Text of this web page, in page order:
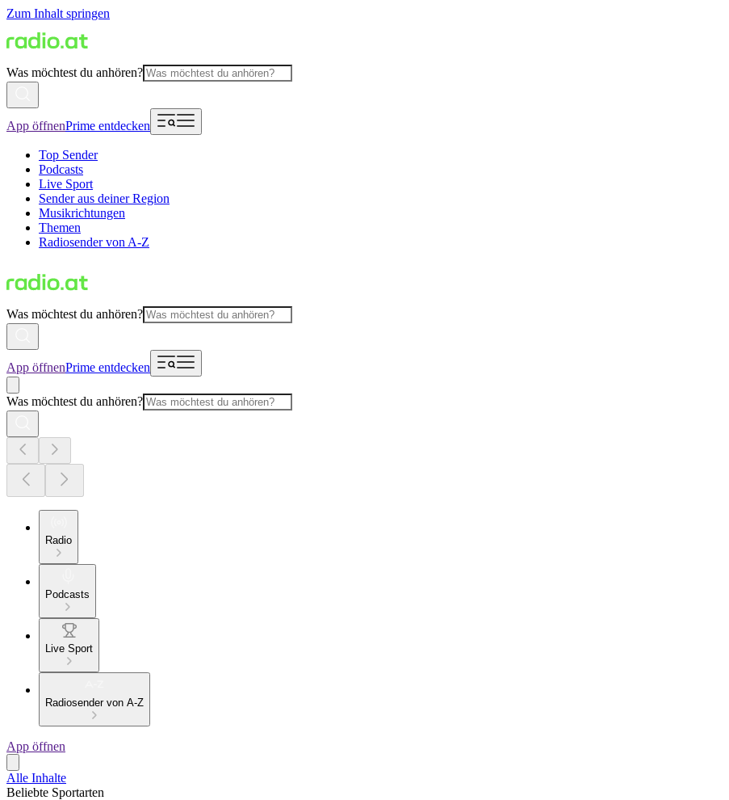
Zum Inhalt springen
Was möchtest du anhören?
App öffnenPrime entdecken
Top Sender
Podcasts
Live Sport
Sender aus deiner Region
Musikrichtungen
Themen
Radiosender von A-Z
Was möchtest du anhören?
App öffnenPrime entdecken
Was möchtest du anhören?
Radio
Podcasts
Live Sport
Radiosender von A-Z
App öffnen
Alle Inhalte
Beliebte Sportarten